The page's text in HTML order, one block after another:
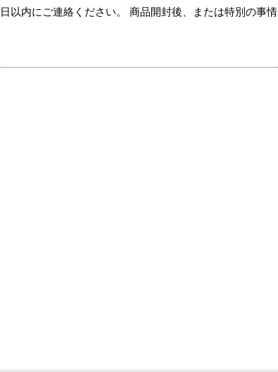
以内にご連絡ください。 商品開封後、または特別の事